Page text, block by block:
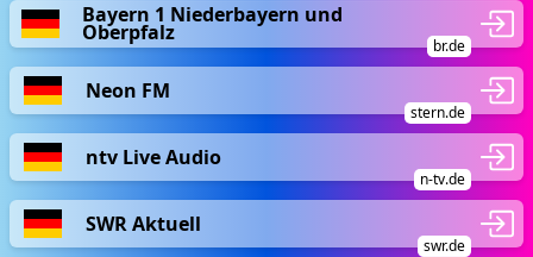
Bayern 1 Niederbayern und
Oberpfalz
br.de
Neon FM
stern.de
ntv Live Audio
n-tv.de
SWR Aktuell
swr.de